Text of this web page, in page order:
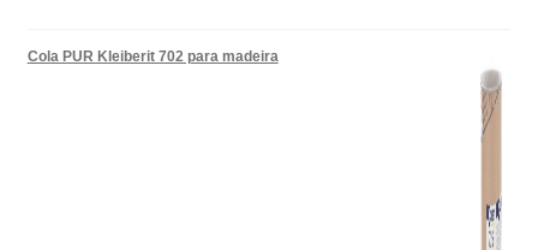
Cola PUR Kleiberit 702 para madeira